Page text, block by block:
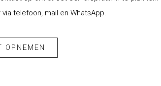
telefoon, mail en WhatsApp.
OPNEMEN